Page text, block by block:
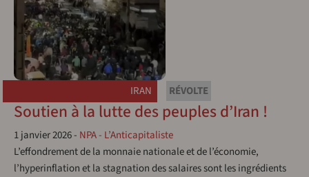
IRAN RÉVOLTE
Soutien à la lutte des peuples d’Iran !
1 janvier 2026- NPA - L’Anticapitaliste
L’effondrement de la monnaie nationale et de l’économie,
l’hyperinflation et la stagnation des salaires sont les ingrédients